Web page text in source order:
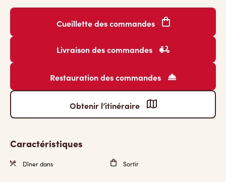
Cueillette des commandes
Livraison des commandes
Restauration des commandes
Obtenir l’itinéraire
Caractéristiques
Dîner dans Sortir